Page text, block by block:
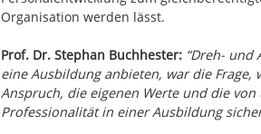
Organisation werden lässt.
Prof. Dr. Stephan Buchhester: “Dreh-
eine Ausbildung anbieten, war die Frage,
Anspruch, die eigenen Werte und die
Professionalität in einer Ausbildung